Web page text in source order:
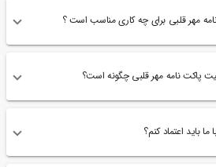
مهر قلبی برای چه کاری مناسب است ؟
پاکت نامه مهر قلبی چگونه است؟
باید اعتماد کنم؟